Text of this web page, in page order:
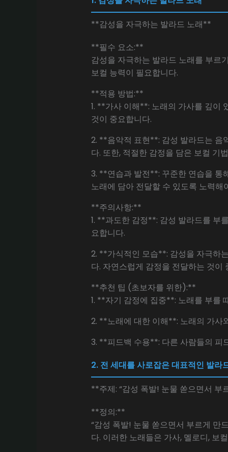
**감성을 자극하는 발라드 노래**
**필수 요소:**
감성을 자극하는 발라드 노래를 부르
보컬 능력이 필요합니다.
**적용 방법:**
1. **가사 이해**: 노래의 가사를 깊이
것이 중요합니다.
2. **음악적 표현**: 감성 발라드는 음
다. 또한, 적절한 감정을 담은 보컬 기
3. **연습과 발전**: 꾸준한 연습을 통
노래에 담아 전달할 수 있도록 노력해
**주의사항:**
1. **과도한 감정**: 감성 발라드를 부
요합니다.
2. **가식적인 모습**: 감성을 자극하
다. 자연스럽게 감정을 전달하는 것이
**추천 팁 (초보자를 위한):**
1. **자기 감정에 집중**: 노래를 부를
2. **노래에 대한 이해**: 노래의 가사
3. **피드백 수용**: 다른 사람들의 피
2. 전 세대를 사로잡은 대표적인 발라
**주제: “감성 폭발! 눈물 쏟으면서 부
**정의:**
“감성 폭발! 눈물 쏟으면서 부르게 만
다. 이러한 노래들은 가사, 멜로디, 보